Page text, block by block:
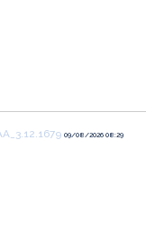
09/08/2026 08:29